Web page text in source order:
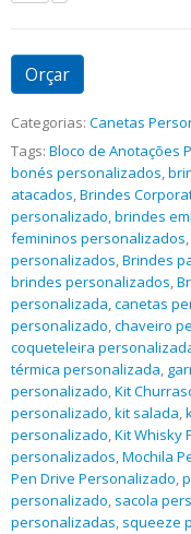
Orçar
Categorias: Canetas
Tags: Bloco de Anotações
bonés personalizados,
atacados,Brindes
personalizado,brindes
femininos personalizados,
personalizados,Brindes
brindes personalizados,
personalizada,canetas
personalizado,chaveiro
coqueteleira
térmica personalizada,
personalizado,Kit
personalizado,kit salada,
personalizado,Kit Whisky
personalizados,Mochila
Pen Drive Personalizado,
personalizado, sacola
personalizadas, squeeze